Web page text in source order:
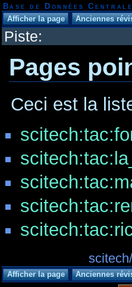
Base de Données Centrale
Piste:
Pages
Ceci est la